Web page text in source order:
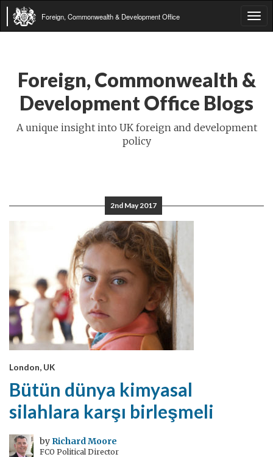
Foreign, Commonwealth & Development Office
Foreign, Commonwealth &
Development Office Blogs
A unique insight into UK foreign and development
policy
2nd May 2017
London, UK
Bütün dünya kimyasal
silahlara karşı birleşmeli
by Richard Moore
FCO Political Director